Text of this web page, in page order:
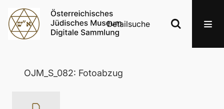
Detailsuche
OJM_S_082: Fotoabzug